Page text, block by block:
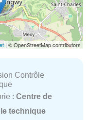
| © OpenStreetMap contributors
Contrôle
: Centre de
technique